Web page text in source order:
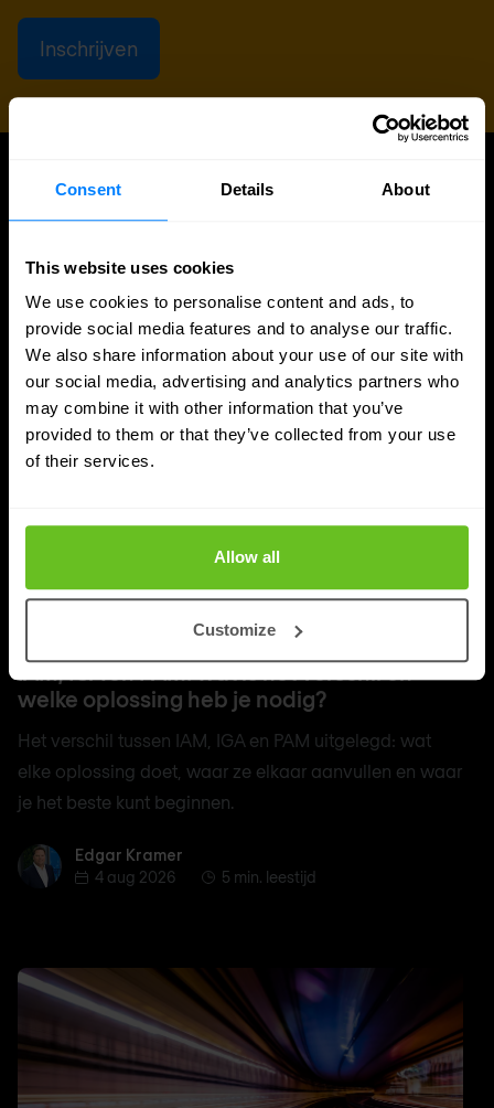
Consent Details About
This website uses cookies
We use cookies to personalise content and ads, to
provide social media features and to analyse our traffic.
We also share information about your use of our site with
our social media, advertising and analytics partners who
may combine it with other information that you’ve
provided to them or that they’ve collected from your use
of their services.
Allow all
Customize
ARTIKELEN
Meer updates
IAM, IGA en PAM: wat is het verschil en
welke oplossing heb je nodig?
Het verschil tussen IAM, IGA en PAM uitgelegd: wat
elke oplossing doet, waar ze elkaar aanvullen en waar
je het beste kunt beginnen.
Edgar KramerEdgar Kramer
4 aug 2026
5 min. leestijd